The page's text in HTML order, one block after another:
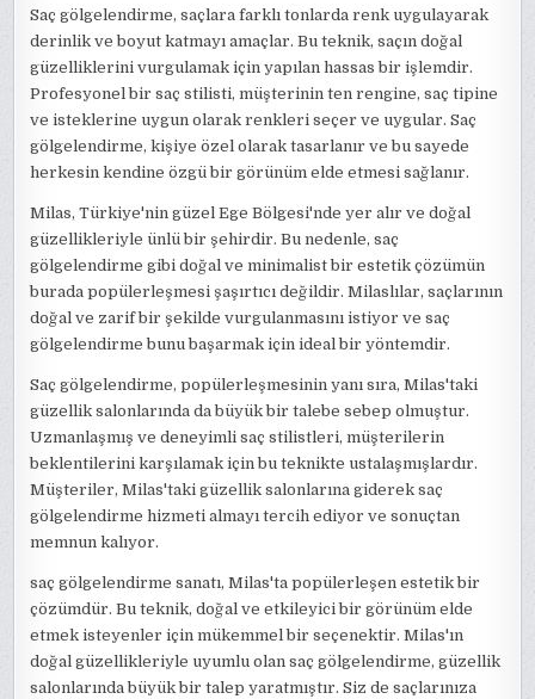
Saç gölgelendirme, saçlara farklı tonlarda renk uygulayarak
derinlik ve boyut katmayı amaçlar. Bu teknik, saçın doğal
güzelliklerini vurgulamak için yapılan hassas bir işlemdir.
Profesyonel bir saç stilisti, müşterinin ten rengine, saç tipine
ve isteklerine uygun olarak renkleri seçer ve uygular. Saç
gölgelendirme, kişiye özel olarak tasarlanır ve bu sayede
herkesin kendine özgü bir görünüm elde etmesi sağlanır.
Milas, Türkiye'nin güzel Ege Bölgesi'nde yer alır ve doğal
güzellikleriyle ünlü bir şehirdir. Bu nedenle, saç
gölgelendirme gibi doğal ve minimalist bir estetik çözümün
burada popülerleşmesi şaşırtıcı değildir. Milaslılar, saçlarının
doğal ve zarif bir şekilde vurgulanmasını istiyor ve saç
gölgelendirme bunu başarmak için ideal bir yöntemdir.
Saç gölgelendirme, popülerleşmesinin yanı sıra, Milas'taki
güzellik salonlarında da büyük bir talebe sebep olmuştur.
Uzmanlaşmış ve deneyimli saç stilistleri, müşterilerin
beklentilerini karşılamak için bu teknikte ustalaşmışlardır.
Müşteriler, Milas'taki güzellik salonlarına giderek saç
gölgelendirme hizmeti almayı tercih ediyor ve sonuçtan
memnun kalıyor.
saç gölgelendirme sanatı, Milas'ta popülerleşen estetik bir
çözümdür. Bu teknik, doğal ve etkileyici bir görünüm elde
etmek isteyenler için mükemmel bir seçenektir. Milas'ın
doğal güzellikleriyle uyumlu olan saç gölgelendirme, güzellik
salonlarında büyük bir talep yaratmıştır. Siz de saçlarınıza